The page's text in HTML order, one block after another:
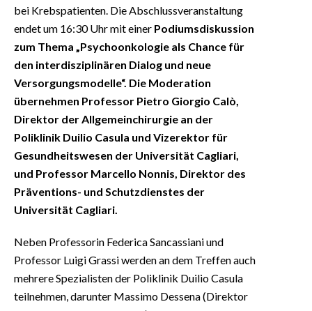
bei Krebspatienten. Die Abschlussveranstaltung
endet um 16:30 Uhr mit einer Podiumsdiskussion
zum Thema „Psychoonkologie als Chance für
den interdisziplinären Dialog und neue
Versorgungsmodelle“. Die Moderation
übernehmen Professor Pietro Giorgio Calò,
Direktor der Allgemeinchirurgie an der
Poliklinik Duilio Casula und Vizerektor für
Gesundheitswesen der Universität Cagliari,
und Professor Marcello Nonnis, Direktor des
Präventions- und Schutzdienstes der
Universität Cagliari.
Neben Professorin Federica Sancassiani und
Professor Luigi Grassi werden an dem Treffen auch
mehrere Spezialisten der Poliklinik Duilio Casula
teilnehmen, darunter Massimo Dessena (Direktor